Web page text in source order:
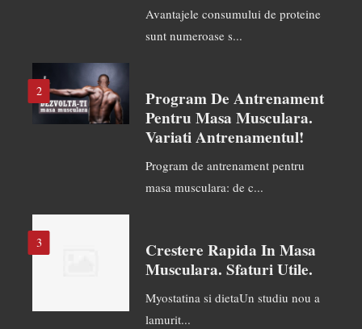
Avantajele consumului de proteine
sunt numeroase s...
2
Program De Antrenament
Pentru Masa Musculara.
Variati Antrenamentul!
Program de antrenament pentru
masa musculara: de c...
3
Crestere Rapida In Masa
Musculara. Sfaturi Utile.
Myostatina si dietaUn studiu nou a
lamurit...